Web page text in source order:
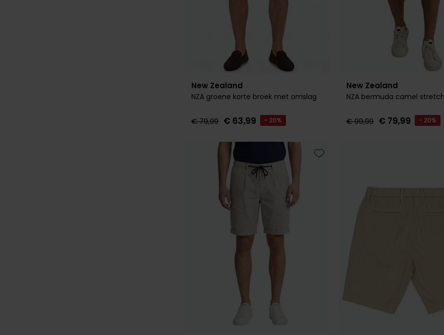
New Zealand
NZA groene korte broek met omslag
€ 79,99 € 63,99 - 20%
New Zealand
NZA bermuda camel stretch
€ 99,99 € 79,99 - 20%